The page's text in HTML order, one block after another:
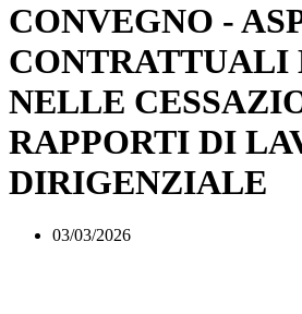
CONVEGNO -
CONTRATTUALI
NELLE
RAPPORTI DI
DIRIGENZIALE
03/03/2026